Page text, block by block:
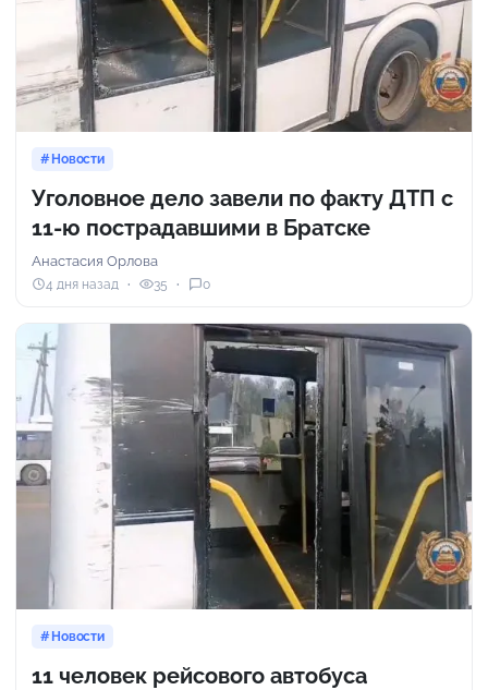
Новости
Уголовное дело завели по факту ДТП с
11-ю пострадавшими в Братске
Анастасия Орлова
4 дня назад 35 0
Новости
11 человек рейсового автобуса